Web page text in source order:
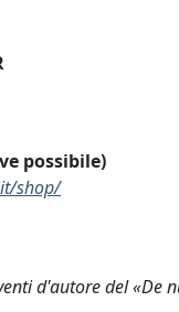
possibile)
shop/
d'autore del «De